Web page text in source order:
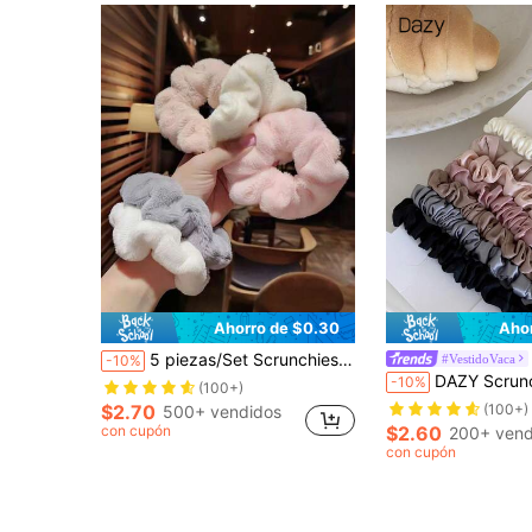
Ahorro de $0.30
-10% 5 piezas/Set Scrunchies grandes y esponjosos de 11cm, Scrunchies para el cabello, Estilo elegante minimalista versátil y de alta gama, Accesorios para el cabello
(100+)
$2.70 500+ vendidos
con cupón
#VestidoVaca
-10% DAZY Scrunchie con borde fruncido, adecuado para uso diario, simple y conveniente. Lazos para el cabello,
(100+)
$2.60 200+
con cupón